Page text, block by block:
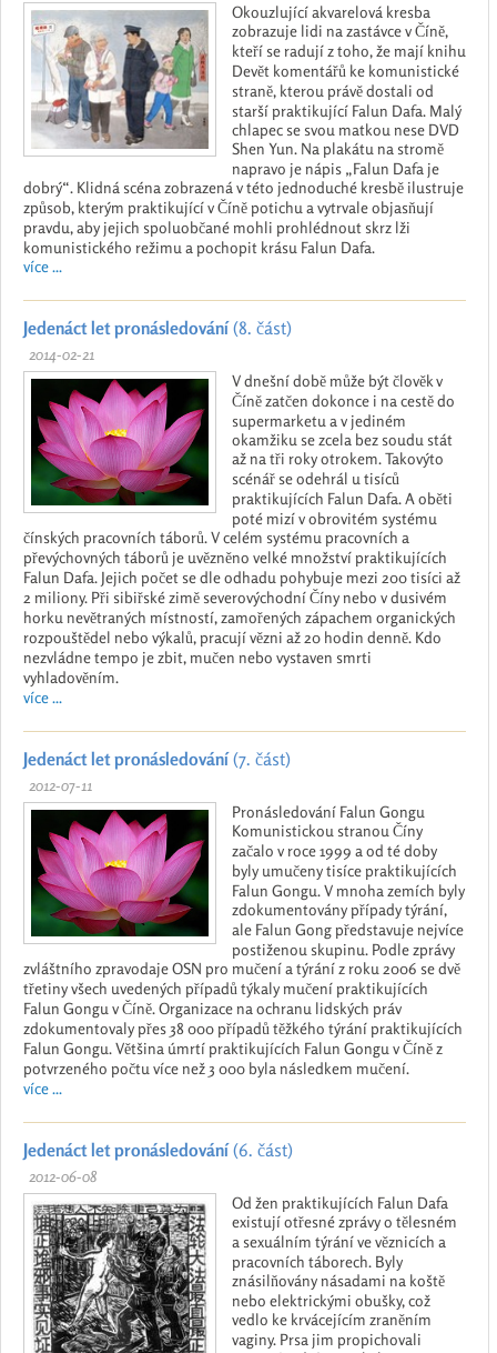
Okouzlující akvarelová kresba
zobrazuje lidi na zastávce v Číně,
kteří se radují z toho, že mají knihu
Devět komentářů ke komunistické
straně, kterou právě dostali od
starší praktikující Falun Dafa. Malý
chlapec se svou matkou nese DVD
Shen Yun. Na plakátu na stromě
napravo je nápis „Falun Dafa je
dobrý“. Klidná scéna zobrazená v této jednoduché kresbě ilustruje
způsob, kterým praktikující v Číně potichu a vytrvale objasňují
pravdu, aby jejich spoluobčané mohli prohlédnout skrz lži
komunistického režimu a pochopit krásu Falun Dafa.
více ...
Jedenáct let pronásledování(8. část)
2014-02-21
V dnešní době může být člověk v
Číně zatčen dokonce i na cestě do
supermarketu a v jediném
okamžiku se zcela bez soudu stát
až na tři roky otrokem. Takovýto
scénář se odehrál u tisíců
praktikujících Falun Dafa. A oběti
poté mizí v obrovitém systému
čínských pracovních táborů. V celém systému pracovních a
převýchovných táborů je uvězněno velké množství praktikujících
Falun Dafa. Jejich počet se dle odhadu pohybuje mezi 200 tisíci až
2 miliony. Při sibiřské zimě severovýchodní Číny nebo v dusivém
horku nevětraných místností, zamořených zápachem organických
rozpouštědel nebo výkalů, pracují vězni až 20 hodin denně. Kdo
nezvládne tempo je zbit, mučen nebo vystaven smrti
vyhladověním.
více ...
Jedenáct let pronásledování(7. část)
2012-07-11
Pronásledování Falun Gongu
Komunistickou stranou Číny
začalo v roce 1999 a od té doby
byly umučeny tisíce praktikujících
Falun Gongu. V mnoha zemích byly
zdokumentovány případy týrání,
ale Falun Gong představuje nejvíce
postiženou skupinu. Podle zprávy
zvláštního zpravodaje OSN pro mučení a týrání z roku 2006 se dvě
třetiny všech uvedených případů týkaly mučení praktikujících
Falun Gongu v Číně. Organizace na ochranu lidských práv
zdokumentovaly přes 38 000 případů těžkého týrání praktikujících
Falun Gongu. Většina úmrtí praktikujících Falun Gongu v Číně z
potvrzeného počtu více než 3 000 byla následkem mučení.
více ...
Jedenáct let pronásledování(6. část)
2012-06-08
Od žen praktikujících Falun Dafa
existují otřesné zprávy o tělesném
a sexuálním týrání ve věznicích a
pracovních táborech. Byly
znásilňovány násadami na koště
nebo elektrickými obušky, což
vedlo ke krvácejícím zraněním
vaginy. Prsa jim propichovali